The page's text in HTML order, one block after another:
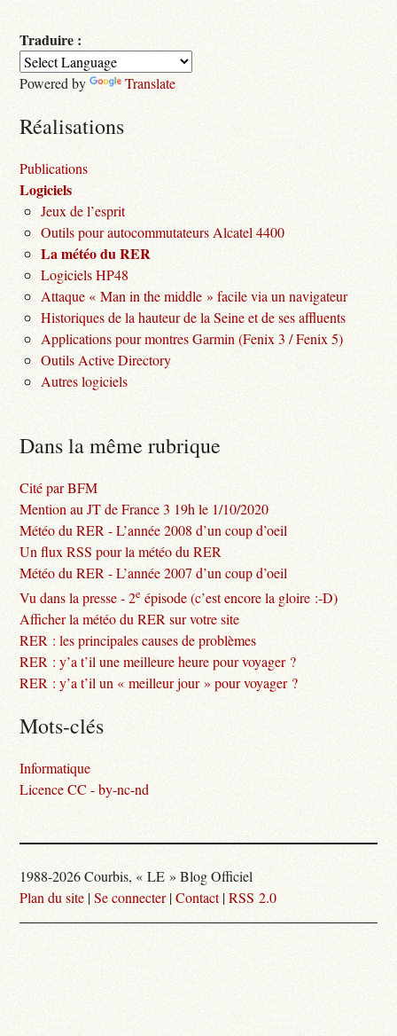
Traduire :
Powered by Translate
Réalisations
Publications
Logiciels
Jeux de l’esprit
Outils pour autocommutateurs Alcatel 4400
La météo du RER
Logiciels HP48
Attaque « Man in the middle » facile via un navigateur
Historiques de la hauteur de la Seine et de ses affluents
Applications pour montres Garmin (Fenix 3 / Fenix 5)
Outils Active Directory
Autres logiciels
Dans la même rubrique
Cité par BFM
Mention au JT de France 3 19h le 1/10/2020
Météo du RER - L’année 2008 d’un coup d’oeil
Un flux RSS pour la météo du RER
Météo du RER - L’année 2007 d’un coup d’oeil
Vu dans la presse - 2e épisode (c’est encore la gloire :-D)
Afficher la météo du RER sur votre site
RER : les principales causes de problèmes
RER : y’a t’il une meilleure heure pour voyager ?
RER : y’a t’il un « meilleur jour » pour voyager ?
Mots-clés
Informatique
Licence CC - by-nc-nd
1988-2026 Courbis, « LE » Blog Officiel
Plan du site |Se connecter|Contact|RSS 2.0